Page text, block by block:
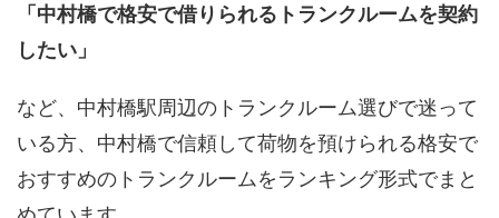
「中村橋で格安で借りられるトランクルームを契約
したい」
など、中村橋駅周辺のトランクルーム選びで迷って
いる方、中村橋で信頼して荷物を預けられる格安で
おすすめのトランクルームをランキング形式でまと